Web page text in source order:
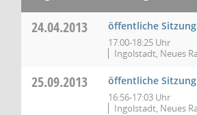
24.04.2013 öffentliche
17:00-18:25 Uhr
Ingolstadt, Neues
25.09.2013 öffentliche
16:56-17:03 Uhr
Ingolstadt, Neues